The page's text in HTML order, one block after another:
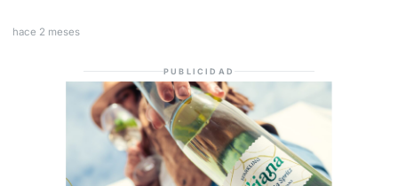
hace 2 meses
PUBLICIDAD